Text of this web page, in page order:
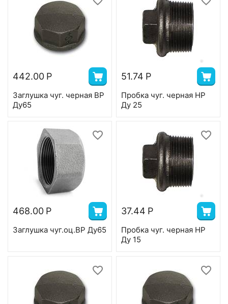
442.00 Р
Заглушка чуг. черная ВР
Ду65
51.74 Р
Пробка чуг. черная НР
Ду 25
468.00 Р
Заглушка чуг.оц.ВР Ду65
37.44 Р
Пробка чуг. черная НР
Ду 15